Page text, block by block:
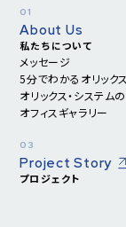
About Us
私たちについて
メッセージ
5分でわかる オリック
オリックス・システム
オフィスギャラリー
Project Story
プロジェクト